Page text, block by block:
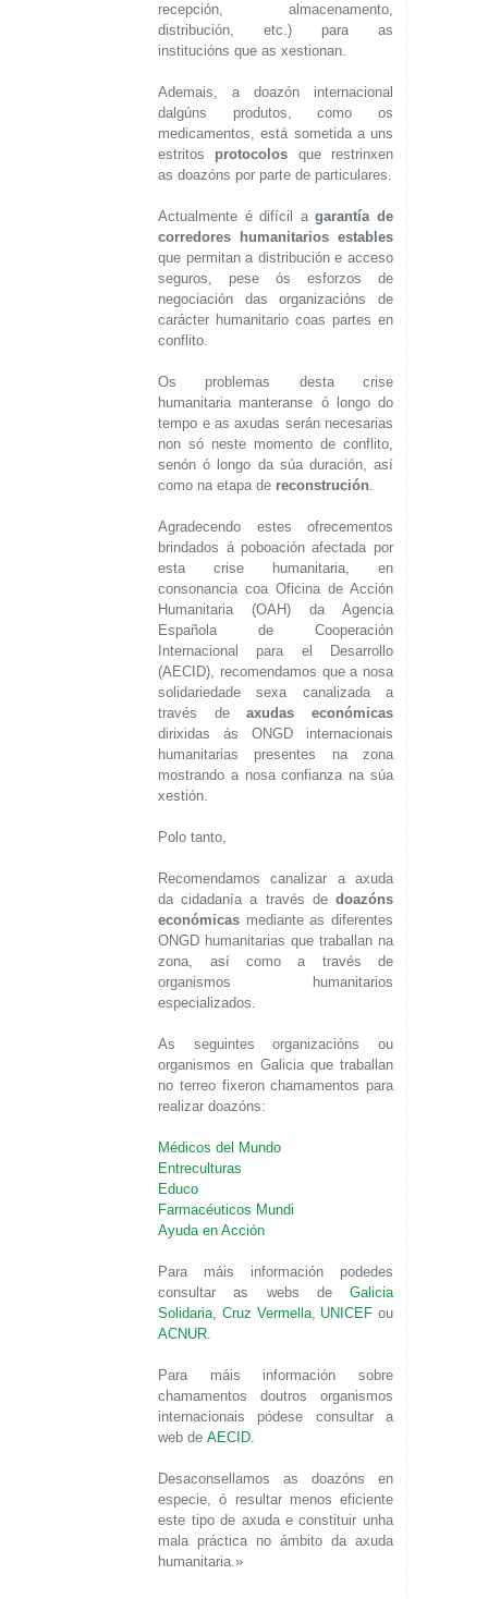
recepción, almacenamento,
distribución, etc.) para as
institucións que as xestionan.
Ademais, a doazón internacional
dalgúns produtos, como os
medicamentos, está sometida a uns
estritos protocolos que restrinxen
as doazóns por parte de particulares.
Actualmente é difícil agarantía de
corredores humanitarios estables
que permitan a distribución e acceso
seguros, pese ós esforzos de
negociación das organizacións de
carácter humanitario coas partes en
conflito.
Os problemas desta crise
humanitaria manteranse ó longo do
tempo e as axudas serán necesarias
non só neste momento de conflito,
senón ó longo da súa duración, así
como na etapa de reconstrución.
Agradecendo estes ofrecementos
brindados á poboación afectada por
esta crise humanitaria, en
consonancia coa Oficina de Acción
Humanitaria (OAH) da Agencia
Española de Cooperación
Internacional para el Desarrollo
(AECID), recomendamos que a nosa
solidariedade sexa canalizada a
través deaxudas económicas
dirixidas ás ONGD internacionais
humanitarias presentes na zona
mostrando a nosa confianza na súa
xestión.
Polo tanto,
Recomendamos canalizar a axuda
da cidadanía a través de doazóns
económicas mediante as diferentes
ONGD humanitarias que traballan na
zona, así como a través de
organismos humanitarios
especializados.
As seguintes organizacións ou
organismos en Galicia que traballan
no terreo fixeron chamamentos para
realizar doazóns:
Médicos del Mundo
Entreculturas
Educo
Farmacéuticos Mundi
Ayuda en Acción
Para máis información podedes
consultar as webs de Galicia
Solidaria, Cruz Vermella, UNICEF ou
ACNUR.
Para máis información sobre
chamamentos doutros organismos
internacionais pódese consultar a
web deAECID.
Desaconsellamos as doazóns en
especie, ó resultar menos eficiente
este tipo de axuda e constituir unha
mala práctica no ámbito da axuda
humanitaria.»